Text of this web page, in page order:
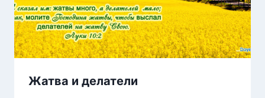
Жатва и делатели